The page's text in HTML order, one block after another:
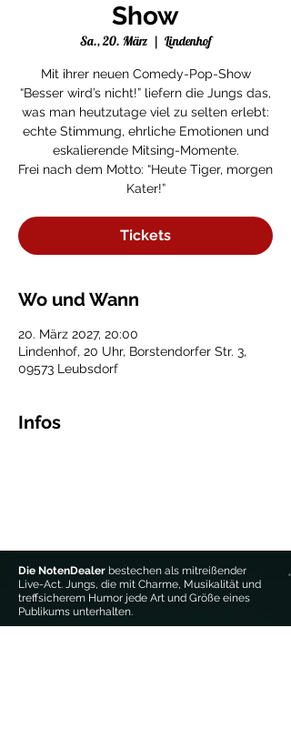
Show
Sa., 20. März
  |
Lindenhof
Mit ihrer neuen Comedy-Pop-Show
“Besser wird’s nicht!” liefern die Jungs das,
was man heutzutage viel zu selten erlebt:
echte Stimmung, ehrliche Emotionen und
eskalierende Mitsing-Momente.
Frei nach dem Motto: “Heute Tiger, morgen
Kater!”
Tickets
Wo und Wann
20. März 2027, 20:00
Lindenhof, 20 Uhr, Borstendorfer Str. 3,
09573 Leubsdorf
Infos
Die NotenDealer bestechen als mitreißender
Live-Act. Jungs, die mit Charme, Musikalität und
treffsicherem Humor jede Art und Größe eines
Publikums unterhalten.